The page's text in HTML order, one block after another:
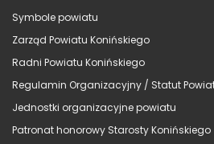
Symbole powiatu
Zarząd Powiatu Konińskiego
Radni Powiatu Konińskiego
Regulamin Organizacyjny / Statut
Jednostki organizacyjne powiatu
Patronat honorowy Starosty Konińskiego